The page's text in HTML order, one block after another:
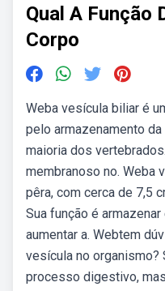
Qual A Função
Corpo
Weba vesícula biliar é
pelo armazenamento
maioria dos
membranoso no. Weba
pêra, com cerca de 7,5
Sua função é
aumentar a. Webtem
vesícula no organismo?
processo digestivo,